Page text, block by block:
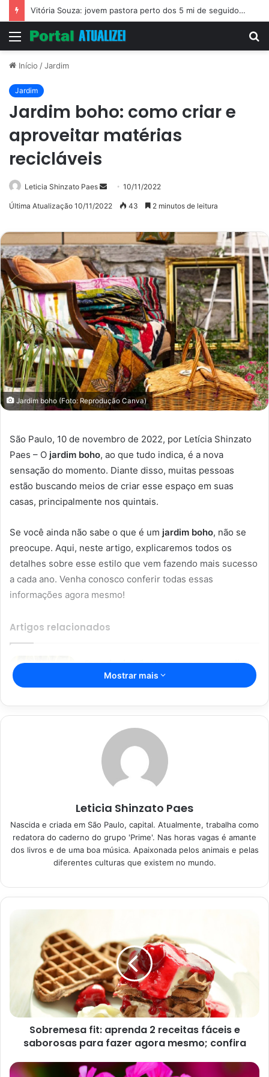
Vitória Souza: jovem pastora perto dos 5 mi de seguidores na web
Menu
Início /Jardim
Jardim
Jardim boho: como criar e
aproveitar matérias
recicláveis
Leticia Shinzato Paes
Mande10/11/2022
Última Atualização 10/11/2022 43 2 minutos de leitura
Jardim boho (Foto: Reprodução Canva)
São Paulo, 10 de novembro de 2022, por Letícia Shinzato
Paes – O jardim boho, ao que tudo indica, é a nova
sensação do momento. Diante disso, muitas pessoas
estão buscando meios de criar esse espaço em suas
casas, principalmente nos quintais.
Se você ainda não sabe o que é um jardim boho, não se
preocupe. Aqui, neste artigo, explicaremos todos os
detalhes sobre esse estilo que vem fazendo mais sucesso
a cada ano. Venha conosco conferir todas essas
informações agora mesmo!
Artigos relacionados
Espada de São Jorge; com essas dicas
incríveis, sua planta vai durar mais;
Segredos da jardinagem para
iniciantes: não deixe as suas
plantinhas morrerem
08/01/2023
O que é um jardim boho?
O jardim boho, conforme explicado pela reação da Abril
de estilos que tem como chave principal a criatividade. Por
Mostrar mais
Leticia Shinzato Paes
Nascida e criada em São Paulo, capital. Atualmente, trabalha como
redatora do caderno do grupo 'Prime'. Nas horas vagas é amante
dos livros e de uma boa música. Apaixonada pelos animais e pelas
diferentes culturas que existem no mundo.
Sobremesa fit: aprenda 2 receitas fáceis e
saborosas para fazer agora mesmo; confira